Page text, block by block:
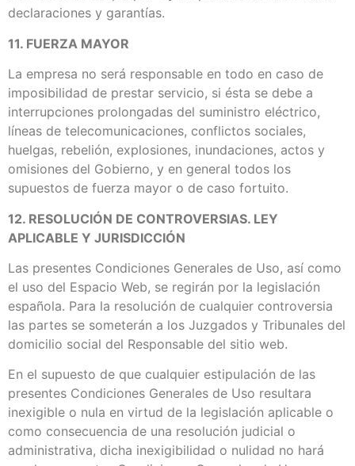
declaraciones y garantías.
11. FUERZA MAYOR
La empresa no será responsable en todo en caso de
imposibilidad de prestar servicio, si ésta se debe a
interrupciones prolongadas del suministro eléctrico,
líneas de telecomunicaciones, conflictos sociales,
huelgas, rebelión, explosiones, inundaciones, actos y
omisiones del Gobierno, y en general todos los
supuestos de fuerza mayor o de caso fortuito.
12. RESOLUCIÓN DE CONTROVERSIAS. LEY
APLICABLE Y JURISDICCIÓN
Las presentes Condiciones Generales de Uso, así como
el uso del Espacio Web, se regirán por la legislación
española. Para la resolución de cualquier controversia
las partes se someterán a los Juzgados y Tribunales del
domicilio social del Responsable del sitio web.
En el supuesto de que cualquier estipulación de las
presentes Condiciones Generales de Uso resultara
inexigible o nula en virtud de la legislación aplicable o
como consecuencia de una resolución judicial o
administrativa, dicha inexigibilidad o nulidad no hará